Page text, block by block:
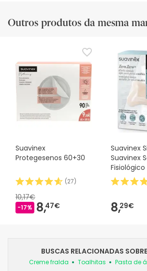
Outros produtos da mesma
Suavinex
Protegesenos 60+30
(27)
10,17€
-17% 8,47€
Suavinex
Suavinex
Fisiológico
2m 1 peça
8,29€
BUSCAS RELACIONADAS
Creme fralda Toalhitas Pasta de